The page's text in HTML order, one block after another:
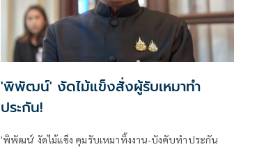
'พิพัฒน์' งัดไม้แข็งสั่งผู้รับเหมาทำ
ประกัน!
'พิพัฒน์' งัดไม้แข็ง คุมรับเหมาทิ้งงาน-บังคับทำประกัน